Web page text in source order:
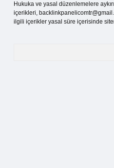
Hukuka ve yasal düzenlemelere
içerikleri,
ilgili içerikler yasal süre içerisinde